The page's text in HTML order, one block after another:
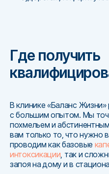
Где получить
В клинике «Баланс
с большим опытом. Мы
похмельем и
вам только то, что нужно
проводим как базовые
интоксикации, так и
запоя на дому и в